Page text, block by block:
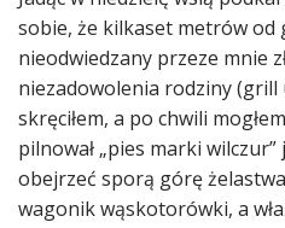
sobie, że kilkaset metrów od
nieodwiedzany przeze mnie
niezadowolenia rodziny (grill
skręciłem, a po chwili
pilnował „pies marki
obejrzeć sporą górę
wagonik wąskotorówki, a